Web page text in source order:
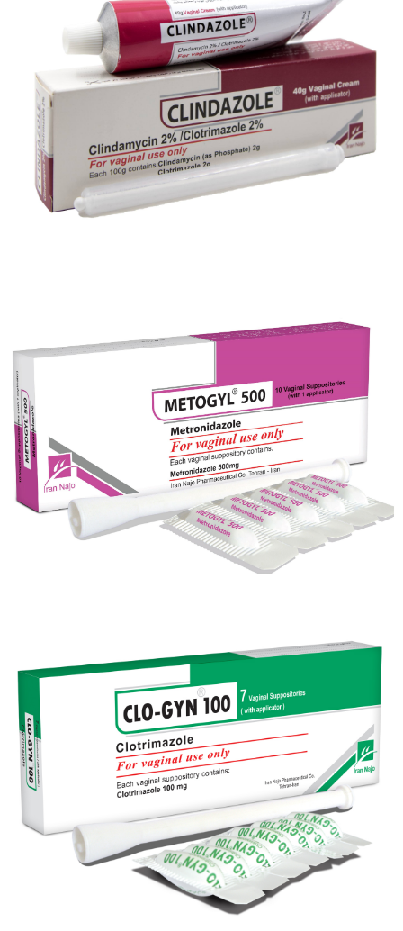
ژل واژینال متوژیل® 0.75 % (مترونیدازول)
بزرگنمایی توضیحات بیشتر
کرم واژینال کلیندازول ® (کلیندامایسین 2% / کلوتریمازول 2%)
بزرگنمایی توضیحات بیشتر
شیاف واژینال متوژیل ® 500 (مترونیدازول)
توضیحات بیشتر